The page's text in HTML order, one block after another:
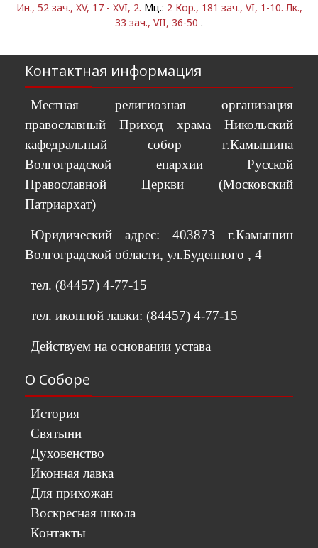
Ин., 52 зач., XV, 17 - XVI, 2. Мц.: 2 Кор., 181 зач., VI, 1-10. Лк.,
33 зач., VII, 36-50 .
Контактная информация
Местная религиозная организация
православный Приход храма Никольский
кафедральный собор г.Камышина
Волгоградской епархии Русской
Православной Церкви (Московский
Патриархат)
Юридический адрес: 403873 г.Камышин
Волгоградской области, ул.Буденного , 4
тел. (84457) 4-77-15
тел. иконной лавки: (84457) 4-77-15
Действуем на основании устава
О Соборе
История
Святыни
Духовенство
Иконная лавка
Для прихожан
Воскресная школа
Контакты